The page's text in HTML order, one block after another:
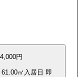
4,000円
61.00㎡ 入居日 即